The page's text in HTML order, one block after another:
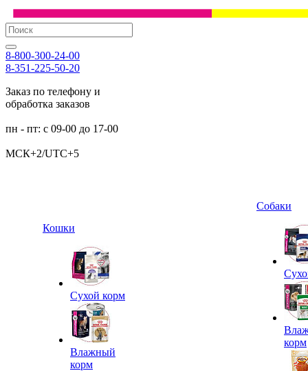
8-800-300-24-00
8-351-225-50-20
Заказ по телефону и
обработка заказов
пн - пт: с 09-00 до 17-00
МСК+2/UTC+5
Кошки
Сухой корм
Влажный
корм
Собаки
корм